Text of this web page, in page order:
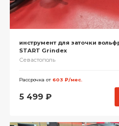
инструмент для заточки
START Grindex
Севастополь
Рассрочка от 603 ₽/мес.
5 499 ₽